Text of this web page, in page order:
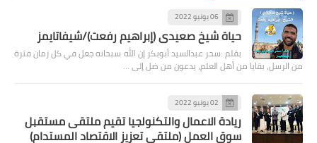
06 يونيو 2022
حياة شيخ صعيدى (إبراهيم رفعت)/شيفاتايمز
بقلم :سحر عبدالسيد أبوبكر إن الله سبحانه جعل في كل زمان فترة
من الرسل، بقايا من أهل العلم، يدعون من ضل إلى …
02 يونيو 2022
ريادة الاعمال والتكنولجيا تقيم ملتقى مستقبل
سوق العمل (ملتقى تعزيز الاقتصاد المستدام)